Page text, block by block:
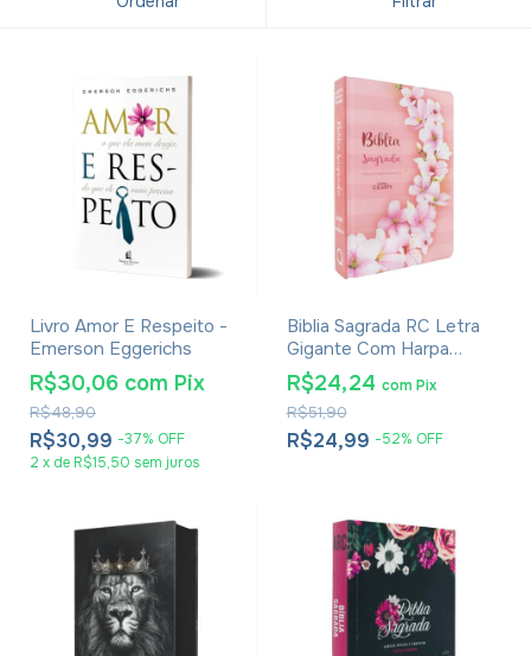
Livro Amor E Respeito -
Emerson Eggerichs
R$30,99 -37% OFF
R$48,90
R$30,06 com Pix
2 x de R$15,50 sem juros
Biblia Sagrada RC Letra
Gigante Com Harpa
Avivada E Corinhos Capa
Dura Ramos Flores
R$24,99 -52% OFF
R$51,90
R$24,24 com Pix